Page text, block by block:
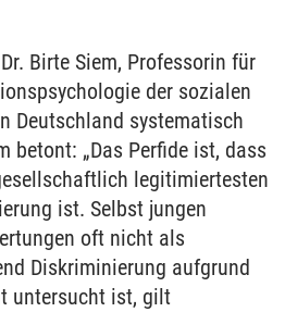
Birte Siem, Professorin für
der sozialen
Deutschland systematisch
betont: „Das Perfide ist, dass
legitimiertesten
ist. Selbst jungen
oft nicht als
Diskriminierung aufgrund
untersucht ist, gilt